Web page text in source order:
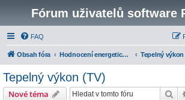
Fórum uživatelů software
FAQ
Obsah fóra Hodnocení energetické náročnosti budov Tepelný výkon
Tepelný výkon (TV)
Nové téma